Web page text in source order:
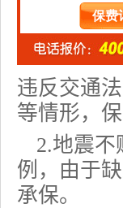
违反交通
等情形，
2.地震
例，由于
承保。